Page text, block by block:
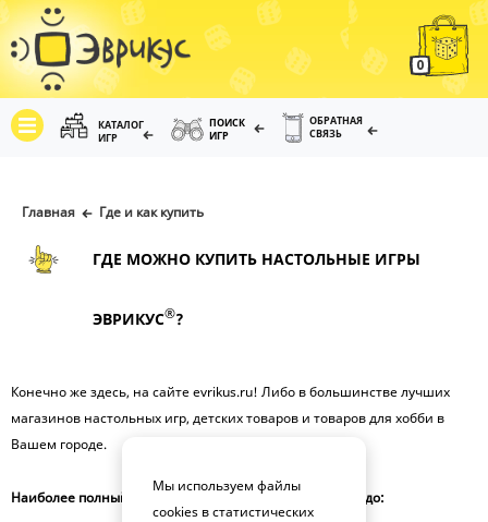
0
КАТАЛОГ
ИГР
ПОИСК
ИГР
ОБРАТНАЯ
СВЯЗЬ
Главная Где и как купить
ГДЕ МОЖНО КУПИТЬ НАСТОЛЬНЫЕ ИГРЫ
ЭВРИКУС®?
Конечно же здесь, на сайте evrikus.ru! Либо в большинстве лучших
магазинов настольных игр, детских товаров и товаров для хобби в
Вашем городе.
Наиболее полный ассортимент представлен в Леонардо:
Мы используем файлы
cookies в статистических